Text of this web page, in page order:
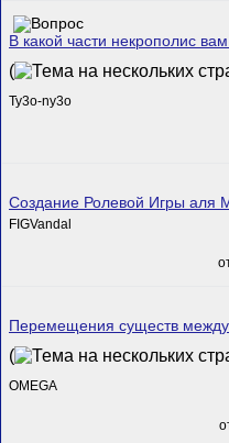
В какой части некрополис
(
Ty3o-ny3o
Создание Ролевой Игры аля
FIGVandal
Перемещения существ между
(
ОMEGA